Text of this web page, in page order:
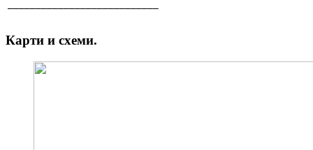
Карти и схеми.